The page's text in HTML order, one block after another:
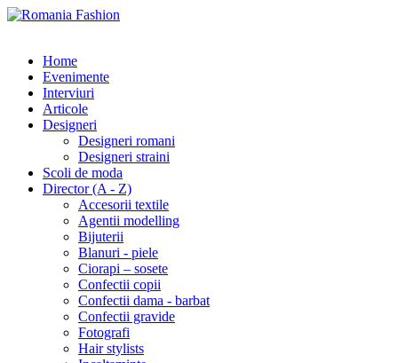
Home
Evenimente
Interviuri
Articole
Designeri
Designeri romani
Designeri straini
Scoli de moda
Director (A - Z)
Accesorii textile
Agentii modelling
Bijuterii
Blanuri - piele
Ciorapi – sosete
Confectii copii
Confectii dama - barbat
Confectii gravide
Fotografi
Hair stylists